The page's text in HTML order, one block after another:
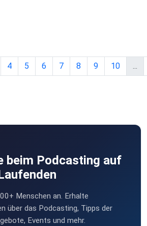
manchmal tödlich enden. Wir
Verbrechen aus der digitalen Welt:
Mord und Fälle, die zeigen,
eine neue Geschichte, jedes
hinter die Fassade der glänzenden
4 5 6 7 8 9 10 ...
beim Podcasting auf
Menschen an. Erhalte
über das Podcasting, Tipps der
Events und mehr.